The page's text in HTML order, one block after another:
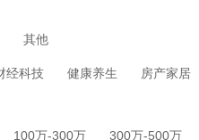
其他
经科技 健康养生 房产家居
100万-300万 300万-500万